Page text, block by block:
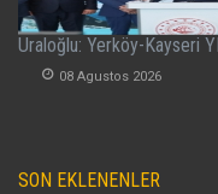
Uraloğlu: Yerköy-Kayseri
08 Agustos 2026
SON EKLENENLER